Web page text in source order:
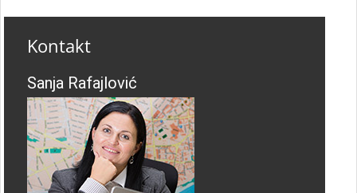
Kontakt
Sanja Rafajlović